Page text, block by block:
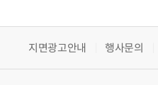
지면광고안내 행사문의